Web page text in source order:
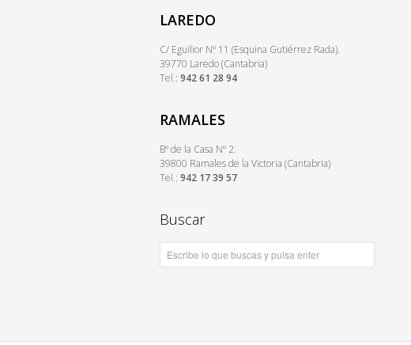
LAREDO
C/ Eguilior Nº 11 (Esquina Gutiérrez Rada).
39770 Laredo (Cantabria)
Tel.: 942 61 28 94
RAMALES
Bº de la Casa Nº 2.
39800 Ramales de la Victoria (Cantabria)
Tel.: 942 17 39 57
Buscar